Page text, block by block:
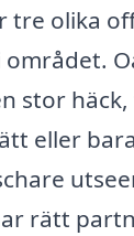
tre olika
stor
eller
rätt